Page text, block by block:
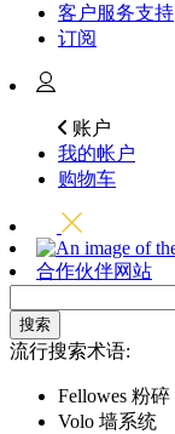
客户服务支持
订阅
账户
我的帐户
购物车
合作伙伴网站
搜索
流行搜索术语:
Fellowes 粉碎
Volo 墙系统